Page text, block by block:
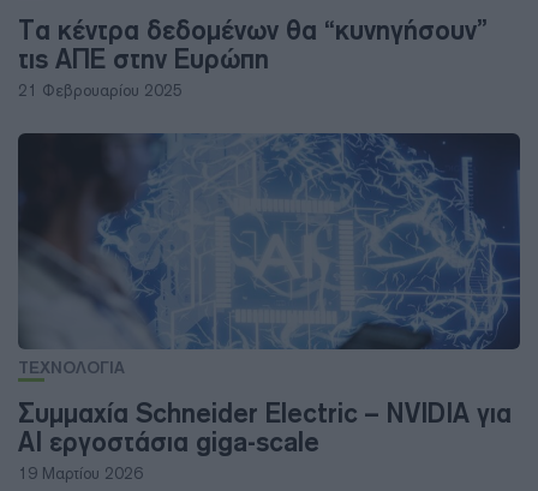
Τα κέντρα δεδομένων θα “κυνηγήσουν”
τις ΑΠΕ στην Ευρώπη
21 Φεβρουαρίου 2025
ΤΕΧΝΟΛΟΓΙΑ
Συμμαχία Schneider Electric – NVIDIA για
AI εργοστάσια giga-scale
19 Μαρτίου 2026